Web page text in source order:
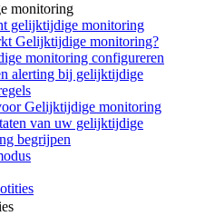
monitoring
gelijktijdige monitoring
Gelijktijdige monitoring?
monitoring configureren
alerting bij gelijktijdige
Gelijktijdige monitoring
van uw gelijktijdige
begrijpen